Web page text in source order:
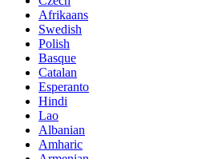
Afrikaans
Swedish
Polish
Basque
Catalan
Esperanto
Hindi
Lao
Albanian
Amharic